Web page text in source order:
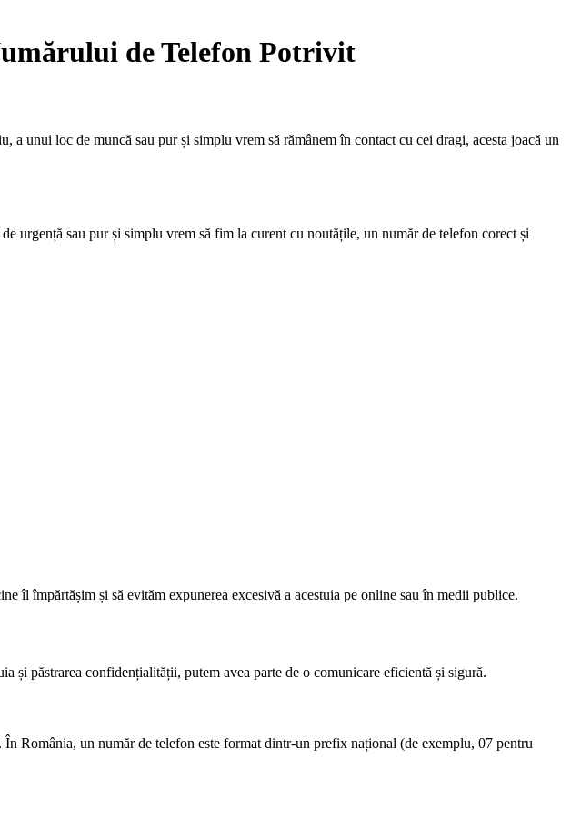
de Telefon Potrivit
unui loc de muncă sau pur și simplu vrem să rămânem în contact cu cei dragi, acesta joacă un
urgență sau pur și simplu vrem să fim la curent cu noutățile, un număr de telefon corect și
îl împărtășim și să evităm expunerea excesivă a acestuia pe online sau în medii publice.
și păstrarea confidențialității, putem avea parte de o comunicare eficientă și sigură.
România, un număr de telefon este format dintr-un prefix național (de exemplu, 07 pentru